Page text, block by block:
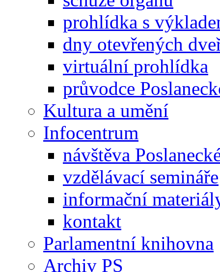
prohlídka s
dny otevřených
virtuální prohlídka
průvodce
Kultura a umění
Infocentrum
návštěva
vzdělávací semináře
informační
kontakt
Parlamentní knihovna
Archiv PS